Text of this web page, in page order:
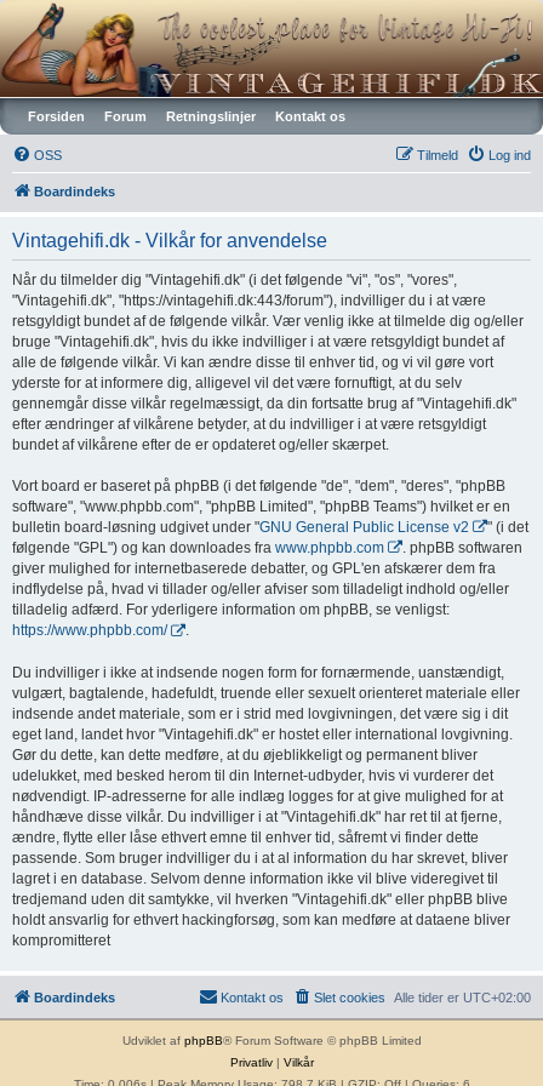
Vintagehifi.dk
Forsiden Forum Retningslinjer Kontakt os
OSS Log ind
Tilmeld
Boardindeks
Vintagehifi.dk - Vilkår for anvendelse
Når du tilmelder dig "Vintagehifi.dk" (i det følgende "vi", "os", "vores",
"Vintagehifi.dk", "https://vintagehifi.dk:443/forum"), indvilliger du i at være
retsgyldigt bundet af de følgende vilkår. Vær venlig ikke at tilmelde dig og/eller
bruge "Vintagehifi.dk", hvis du ikke indvilliger i at være retsgyldigt bundet af
alle de følgende vilkår. Vi kan ændre disse til enhver tid, og vi vil gøre vort
yderste for at informere dig, alligevel vil det være fornuftigt, at du selv
gennemgår disse vilkår regelmæssigt, da din fortsatte brug af "Vintagehifi.dk"
efter ændringer af vilkårene betyder, at du indvilliger i at være retsgyldigt
bundet af vilkårene efter de er opdateret og/eller skærpet.
Vort board er baseret på phpBB (i det følgende "de", "dem", "deres", "phpBB
software", "www.phpbb.com", "phpBB Limited", "phpBB Teams") hvilket er en
bulletin board-løsning udgivet under "GNU General Public License v2
" (i det
følgende "GPL") og kan downloades fra www.phpbb.com
. phpBB softwaren
giver mulighed for internetbaserede debatter, og GPL'en afskærer dem fra
indflydelse på, hvad vi tillader og/eller afviser som tilladeligt indhold og/eller
tilladelig adfærd. For yderligere information om phpBB, se venligst:
https://www.phpbb.com/
.
Du indvilliger i ikke at indsende nogen form for fornærmende, uanstændigt,
vulgært, bagtalende, hadefuldt, truende eller sexuelt orienteret materiale eller
indsende andet materiale, som er i strid med lovgivningen, det være sig i dit
eget land, landet hvor "Vintagehifi.dk" er hostet eller international lovgivning.
Gør du dette, kan dette medføre, at du øjeblikkeligt og permanent bliver
udelukket, med besked herom til din Internet-udbyder, hvis vi vurderer det
nødvendigt. IP-adresserne for alle indlæg logges for at give mulighed for at
håndhæve disse vilkår. Du indvilliger i at "Vintagehifi.dk" har ret til at fjerne,
ændre, flytte eller låse ethvert emne til enhver tid, såfremt vi finder dette
passende. Som bruger indvilliger du i at al information du har skrevet, bliver
lagret i en database. Selvom denne information ikke vil blive videregivet til
tredjemand uden dit samtykke, vil hverken "Vintagehifi.dk" eller phpBB blive
holdt ansvarlig for ethvert hackingforsøg, som kan medføre at dataene bliver
kompromitteret
Boardindeks Alle tider er UTC+02:00
Slet cookies
Kontakt os
Udviklet af phpBB® Forum Software © phpBB Limited
Privatliv| Vilkår